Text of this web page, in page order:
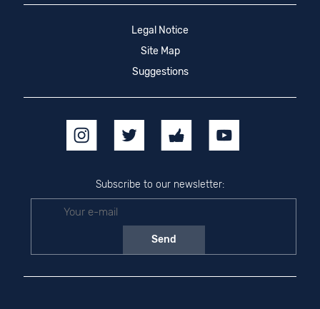
Legal Notice
Site Map
Suggestions
Subscribe to our newsletter: